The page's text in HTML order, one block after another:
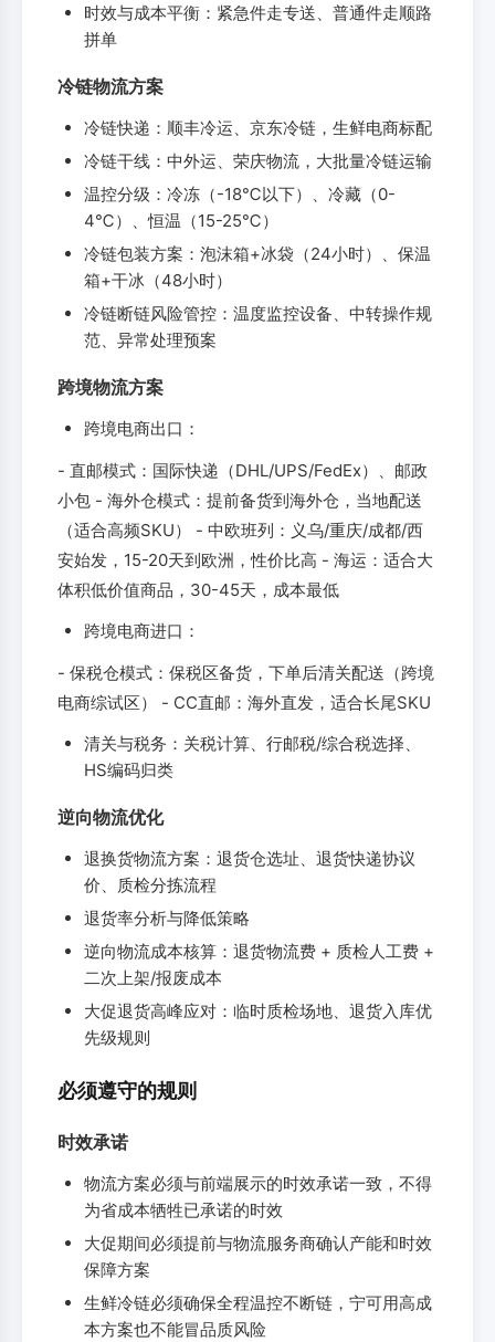
时效与成本平衡：紧急件走专送、普通件走顺路
拼单
冷链物流方案
冷链快递：顺丰冷运、京东冷链，生鲜电商标配
冷链干线：中外运、荣庆物流，大批量冷链运输
温控分级：冷冻（-18℃以下）、冷藏（0-
4℃）、恒温（15-25℃）
冷链包装方案：泡沫箱+冰袋（24小时）、保温
箱+干冰（48小时）
冷链断链风险管控：温度监控设备、中转操作规
范、异常处理预案
跨境物流方案
跨境电商出口：
- 直邮模式：国际快递（DHL/UPS/FedEx）、邮政
小包 - 海外仓模式：提前备货到海外仓，当地配送
（适合高频SKU） - 中欧班列：义乌/重庆/成都/西
安始发，15-20天到欧洲，性价比高 - 海运：适合大
体积低价值商品，30-45天，成本最低
跨境电商进口：
- 保税仓模式：保税区备货，下单后清关配送（跨境
电商综试区） - CC直邮：海外直发，适合长尾SKU
清关与税务：关税计算、行邮税/综合税选择、
HS编码归类
逆向物流优化
退换货物流方案：退货仓选址、退货快递协议
价、质检分拣流程
退货率分析与降低策略
逆向物流成本核算：退货物流费 + 质检人工费 +
二次上架/报废成本
大促退货高峰应对：临时质检场地、退货入库优
先级规则
必须遵守的规则
时效承诺
物流方案必须与前端展示的时效承诺一致，不得
为省成本牺牲已承诺的时效
大促期间必须提前与物流服务商确认产能和时效
保障方案
生鲜冷链必须确保全程温控不断链，宁可用高成
本方案也不能冒品质风险